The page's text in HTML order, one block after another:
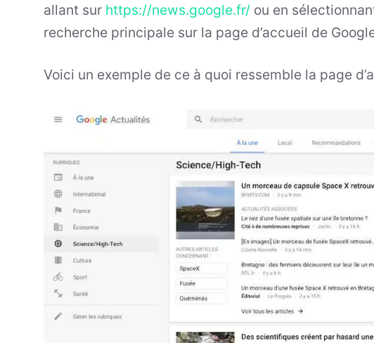
allant sur https://news.google.fr/ ou en
recherche principale sur la page d’accueil de
Voici un exemple de ce à quoi ressemble la page